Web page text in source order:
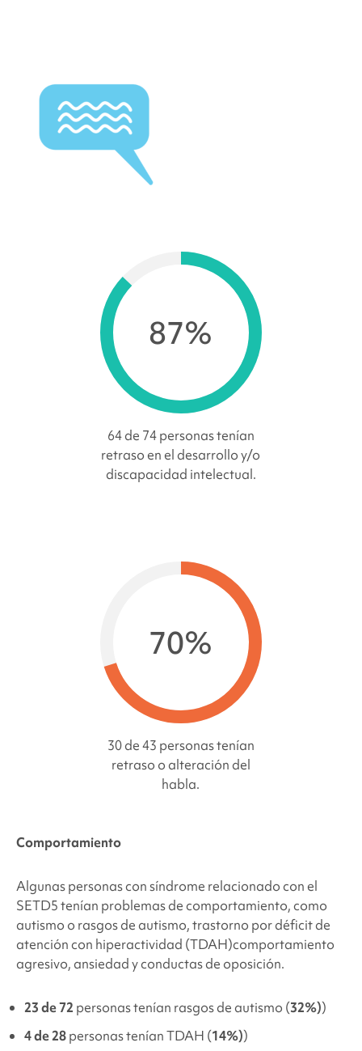
87%
64 de 74 personas tenían
retraso en el desarrollo y/o
discapacidad intelectual.
70%
30 de 43 personas tenían
retraso o alteración del
habla.
Comportamiento
Algunas personas consíndrome relacionado con el
SETD5tenían problemas de comportamiento, como
autismo o rasgos de autismo,trastorno por déficit de
atención con hiperactividad (TDAH)comportamiento
agresivo, ansiedad y conductas de oposición.
23 de 72 personas tenían rasgos de autismo (32%))
4 de 28personas tenían TDAH (14%))